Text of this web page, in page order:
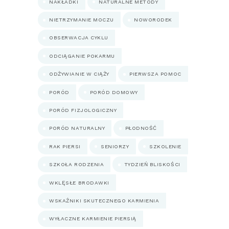
NAKŁADKI NATURALNE METODY
NIETRZYMANIE MOCZU NOWORODEK
OBSERWACJA CYKLU
ODCIĄGANIE POKARMU
ODŻYWIANIE W CIĄŻY PIERWSZA POMOC
PORÓD PORÓD DOMOWY
PORÓD FIZJOLOGICZNY
PORÓD NATURALNY PŁODNOŚĆ
RAK PIERSI SENIORZY SZKOLENIE
SZKOŁA RODZENIA TYDZIEŃ BLISKOŚCI
WKLĘSŁE BRODAWKI
WSKAŹNIKI SKUTECZNEGO KARMIENIA
WYŁACZNE KARMIENIE PIERSIĄ